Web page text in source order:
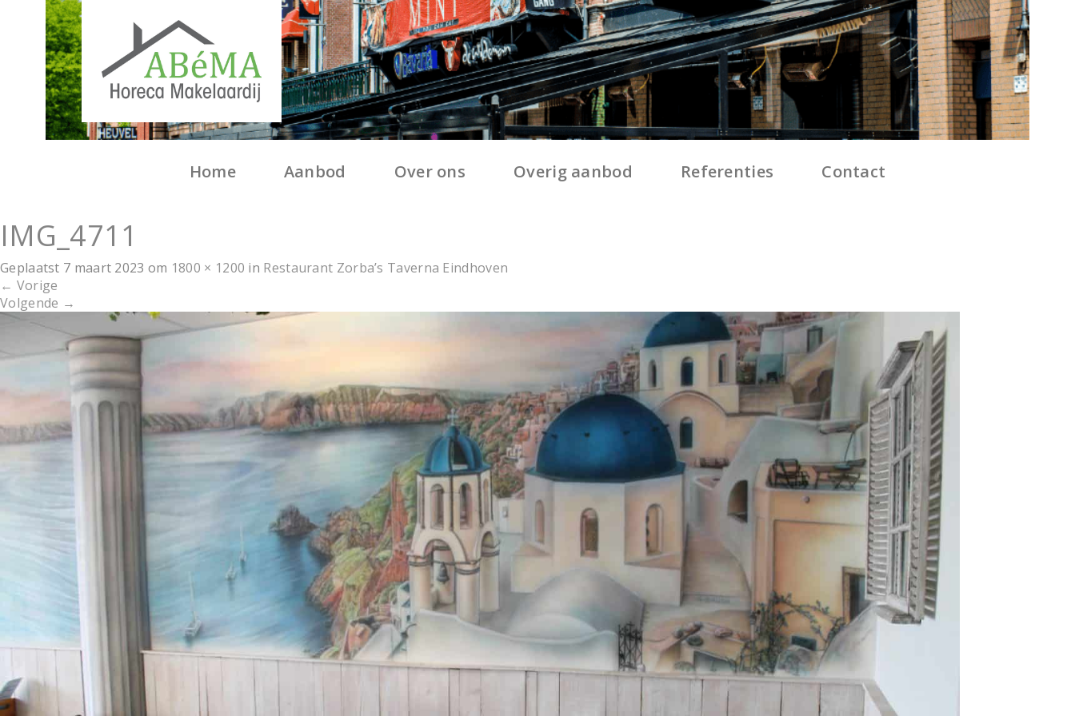
Home Aanbod Over ons Overig aanbod Referenties Contact
IMG_4711
Geplaatst 7 maart 2023 om 1800 × 1200 in Restaurant Zorba’s Taverna Eindhoven
← Vorige
Volgende →